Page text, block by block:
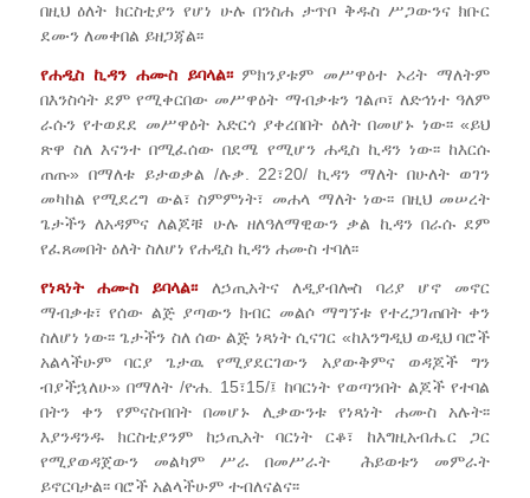
በዚህ ዕለት ክርስቲያን የሆነ ሁሉ በንስሐ ታጥቦ ቅዱስ ሥጋውንና ክቡር
ደሙን ለመቀበል ይዘጋጃል፡፡
የሐዲስ ኪዳን ሐሙስ ይባላል፡፡ ምክንያቱም መሥዋዕተ ኦሪት ማለትም
በእንስሳት ደም የሚቀርበው መሥዋዕት ማብቃቱን ገልጦ፣ ለድኅነተ ዓለም
ራሱን የተወደደ መሥዋዕት አድርጎ ያቀረበበት ዕለት በመሆኑ ነው፡፡ «ይህ
ጽዋ ስለ እናንተ በሚፈሰው በደሜ የሚሆን ሐዲስ ኪዳን ነው፡፡ ከእርሱ
ጠጡ» በማለቱ ይታወቃል /ሉቃ. 22፣20/ ኪዳን ማለት በሁለት ወገን
መካከል የሚደረግ ውል፣ ስምምነት፣ መሐላ ማለት ነው፡፡ በዚህ መሠረት
ጌታችን ለአዳምና ለልጆቹ ሁሉ ዘለዓለማዊውን ቃል ኪዳን በራሱ ደም
የፈጸመበት ዕለት ስለሆነ የሐዲስ ኪዳን ሐሙስ ተባለ፡፡
የነጻነት ሐሙስ ይባላል፡፡ለኃጢአትና ለዲያብሎስ ባሪያ ሆኖ መኖር
ማብቃቱ፣ የሰው ልጅ ያጣውን ክብር መልሶ ማግኘቱ የተረጋገጠበት ቀን
ስለሆነ ነው፡፡ ጌታችን ስለ ሰው ልጅ ነጻነት ሲናገር «ከእንግዲህ ወዲህ ባሮች
አልላችሁም ባርያ ጌታዉ የሚያደርገውን አያውቅምና ወዳጆች ግን
ብያችኋለሁ» በማለት /ዮሐ. 15፣15/፤ ከባርነት የወጣንበት ልጆች የተባል
በትን ቀን የምናስብበት በመሆኑ ሊቃውንቱ የነጻነት ሐሙስ አሉት፡፡
እያንዳንዱ ክርስቲያንም ከኃጢአት ባርነት ርቆ፣ ከእግዚአብሔር ጋር
የሚያወዳጀውን መልካም ሥራ በመሥራት ሕይወቱን መምራት
ይኖርባታል፡፡ ባሮች አልላችሁም ተብለናልና፡፡